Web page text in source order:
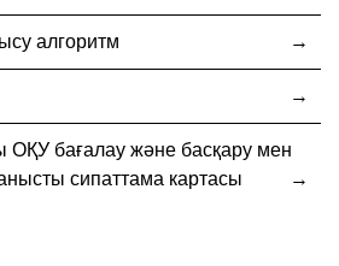
алгоритм
ОҚУ бағалау және басқару мен
сипаттама картасы